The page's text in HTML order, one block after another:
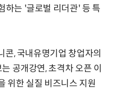
하는 '글로벌 리더관' 등 특
콘, 국내유명기업 창업자의
공개강연, 초격차 오픈 이
위한 실질 비즈니스 지원